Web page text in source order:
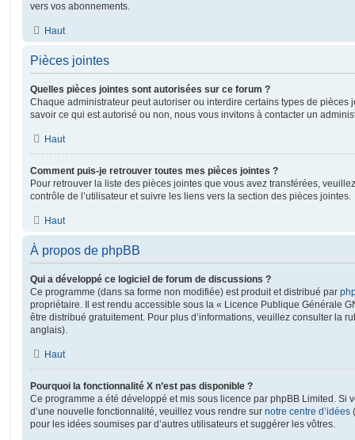
vers vos abonnements.
Haut
Pièces jointes
Quelles pièces jointes sont autorisées sur ce forum ?
Chaque administrateur peut autoriser ou interdire certains types de pièces
savoir ce qui est autorisé ou non, nous vous invitons à contacter un
Haut
Comment puis-je retrouver toutes mes pièces jointes ?
Pour retrouver la liste des pièces jointes que vous avez transférées,
contrôle de l’utilisateur et suivre les liens vers la section des pièces jointes.
Haut
À propos de phpBB
Qui a développé ce logiciel de forum de discussions ?
Ce programme (dans sa forme non modifiée) est produit et distribué par
propriétaire. Il est rendu accessible sous la « Licence Publique Générale
être distribué gratuitement. Pour plus d’informations, veuillez consulter la
anglais).
Haut
Pourquoi la fonctionnalité X n’est pas disponible ?
Ce programme a été développé et mis sous licence par phpBB Limited. Si
d’une nouvelle fonctionnalité, veuillez vous rendre sur notre centre d’idées
pour les idées soumises par d’autres utilisateurs et suggérer les vôtres.